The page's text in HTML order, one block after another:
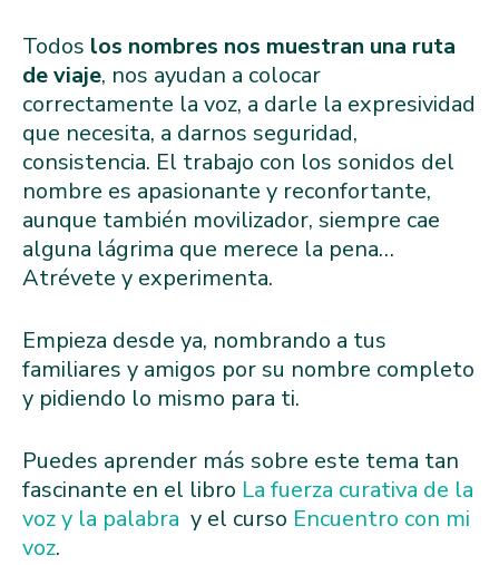
Todos los nombres nos muestran una ruta
de viaje, nos ayudan a colocar
correctamente la voz, a darle la expresividad
que necesita, a darnos seguridad,
consistencia. El trabajo con los sonidos del
nombre es apasionante y reconfortante,
aunque también movilizador, siempre cae
alguna lágrima que merece la pena…
Atrévete y experimenta.
Empieza desde ya, nombrando a tus
familiares y amigos por su nombre completo
y pidiendo lo mismo para ti.
Puedes aprender más sobre este tema tan
fascinante en el libro La fuerza curativa de la
voz y la palabra y el curso Encuentro con mi
voz.